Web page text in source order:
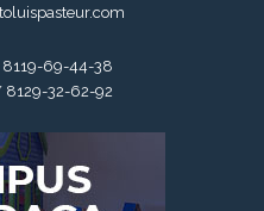
69-44-38
32-62-92